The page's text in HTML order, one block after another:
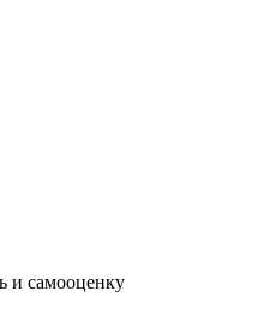
и самооценку